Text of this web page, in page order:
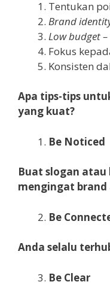
Tentukan
Brand
Low budget
Fokus
Konsisten
Apa tips-tips
yang kuat?
Be Noticed
Buat slogan atau
mengingat brand
Be
Anda selalu
Be Clear